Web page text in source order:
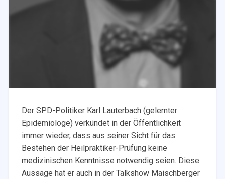
Der SPD-Politiker Karl Lauterbach (gelernter
Epidemiologe) verkündet in der Öffentlichkeit
immer wieder, dass aus seiner Sicht für das
Bestehen der Heilpraktiker-Prüfung keine
medizinischen Kenntnisse notwendig seien. Diese
Aussage hat er auch in der Talkshow Maischberger